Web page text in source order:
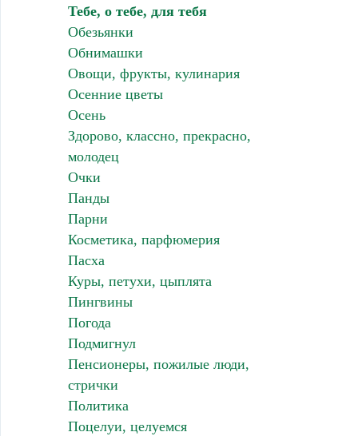
Тебе, о тебе, для тебя
Обезьянки
Обнимашки
Овощи, фрукты, кулинария
Осенние цветы
Осень
Здорово, классно, прекрасно,
молодец
Очки
Панды
Парни
Косметика, парфюмерия
Пасха
Куры, петухи, цыплята
Пингвины
Погода
Подмигнул
Пенсионеры, пожилые люди,
стрички
Политика
Поцелуи, целуемся